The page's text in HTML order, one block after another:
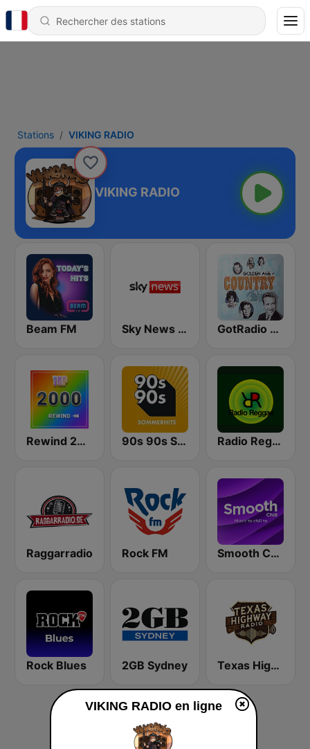
Stations VIKING RADIO
VIKING RADIO
Beam FM Sky News Radio GotRadio - Classic Country
Rewind 2000's 90s 90s Sommerhits Radio Reggae
Raggarradio Rock FM Smooth Chill
Rock Blues 2GB Sydney Texas Highway Radio
VIKING RADIO en ligne